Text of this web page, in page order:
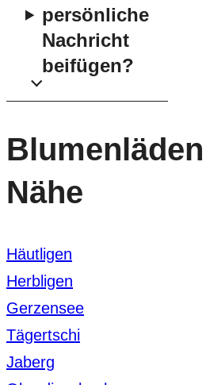
persönliche
Nachricht
beifügen?
Nähe
Häutligen
Herbligen
Gerzensee
Tägertschi
Jaberg